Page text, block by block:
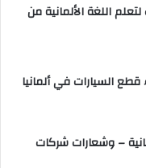
اللغة الألمانية من
– وشعارات شركات